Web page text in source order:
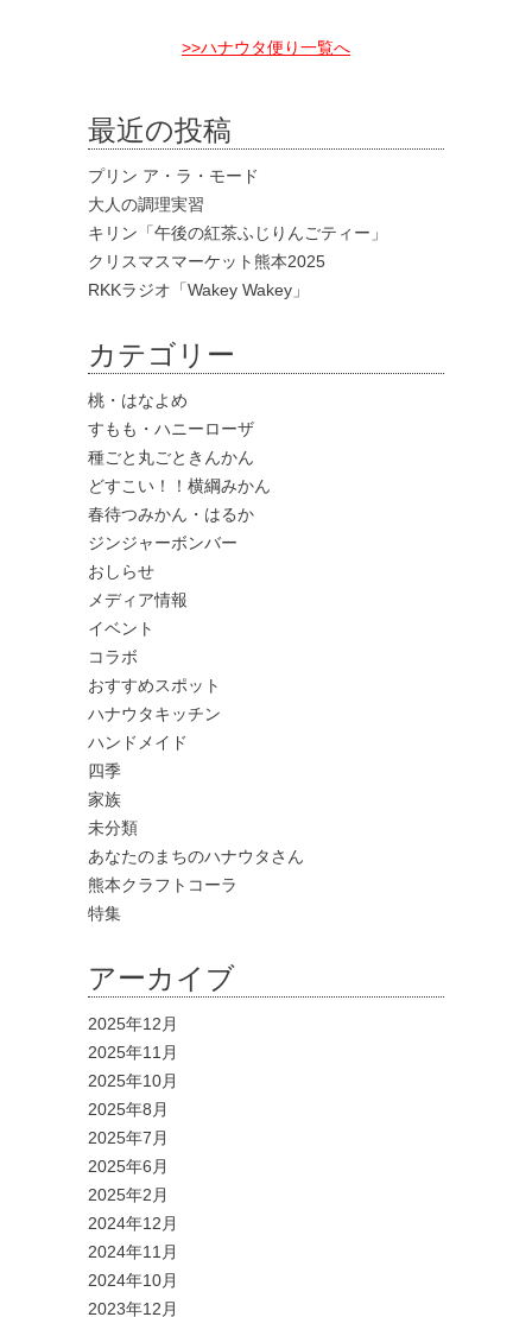
>>ハナウタ便り一覧へ
最近の投稿
プリン ア・ラ・モード
大人の調理実習
キリン「午後の紅茶ふじりんごティー」
クリスマスマーケット熊本2025
RKKラジオ「Wakey Wakey」
カテゴリー
桃・はなよめ
すもも・ハニーローザ
種ごと丸ごときんかん
どすこい！！横綱みかん
春待つみかん・はるか
ジンジャーボンバー
おしらせ
メディア情報
イベント
コラボ
おすすめスポット
ハナウタキッチン
ハンドメイド
四季
家族
未分類
あなたのまちのハナウタさん
熊本クラフトコーラ
特集
アーカイブ
2025年12月
2025年11月
2025年10月
2025年8月
2025年7月
2025年6月
2025年2月
2024年12月
2024年11月
2024年10月
2023年12月